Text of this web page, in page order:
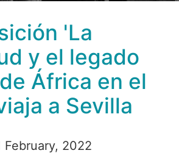
el Caribe' viaja a Sevilla
'La
y el legado
África en el
a Sevilla
February, 2022